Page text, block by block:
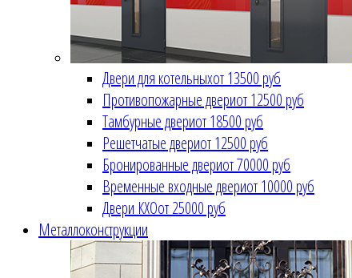
Двери для котельныхот 13500 руб
Противопожарные двериот 12500 руб
Тамбурные двериот 18500 руб
Решетчатые двериот 12500 руб
Бронированные двериот 70000 руб
Временные входные двериот 10000 руб
Двери КХОот 25000 руб
Металлоконструкции